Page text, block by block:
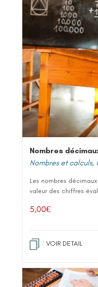
Nombres
Nombres et calculs,
Les nombres
valeur des chiffres
5,00€
VOIR DETAIL